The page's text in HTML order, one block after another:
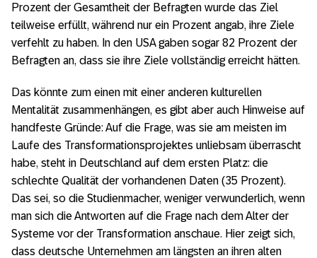
Prozent der Gesamtheit der Befragten wurde das Ziel
teilweise erfüllt, während nur ein Prozent angab, ihre Ziele
verfehlt zu haben. In den USA gaben sogar 82 Prozent der
Befragten an, dass sie ihre Ziele vollständig erreicht hätten.
Das könnte zum einen mit einer anderen kulturellen
Mentalität zusammenhängen, es gibt aber auch Hinweise auf
handfeste Gründe: Auf die Frage, was sie am meisten im
Laufe des Transformationsprojektes unliebsam überrascht
habe, steht in Deutschland auf dem ersten Platz: die
schlechte Qualität der vorhandenen Daten (35 Prozent).
Das sei, so die Studienmacher, weniger verwunderlich, wenn
man sich die Antworten auf die Frage nach dem Alter der
Systeme vor der Transformation anschaue. Hier zeigt sich,
dass deutsche Unternehmen am längsten an ihren alten